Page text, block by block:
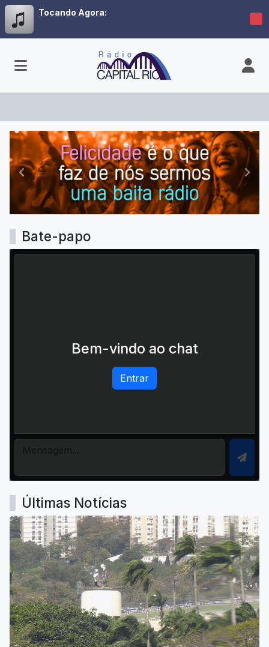
Tocando Agora:
Radio Capital Rio
Anterior
Bate-papo
Bem-vindo ao chat
Entrar
Últimas Notícias